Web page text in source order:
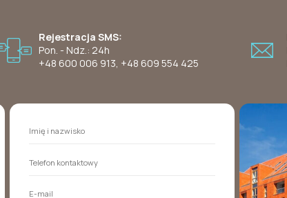
Rejestracja SMS:
Pon. - Ndz.: 24h
+48 600 006 913 +48 609 554 425